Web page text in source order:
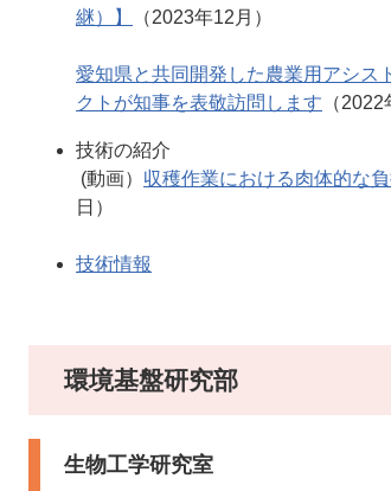
継）】
（2023年12月）
愛知県と共同開発した農業用アシス
クトが知事を表敬訪問します （2022
技術の紹介
(動画） 収穫作業における肉体的な
日）
技術情報
環境基盤研究部
生物工学研究室